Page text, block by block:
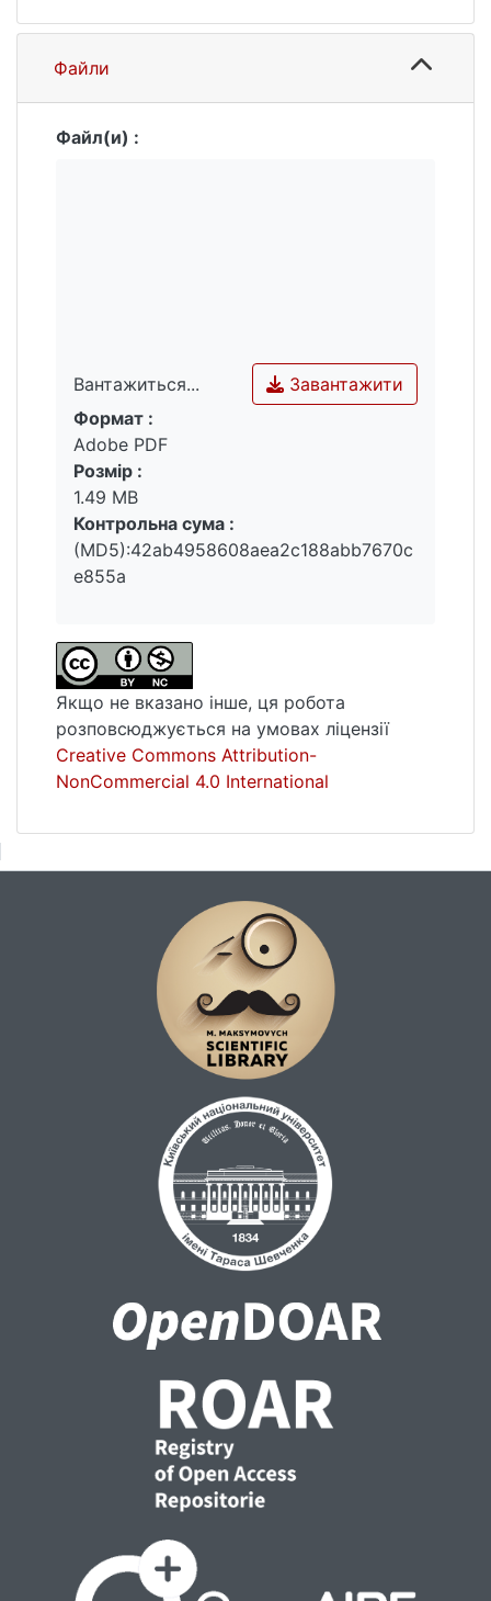
Ключові слова: система підтримки
Файли
Файл(и) :
Вантажиться...
Вантажиться...
Завантажити
Формат :
Adobe PDF
Розмір :
1.49 MB
Контрольна сума :
(MD5):42ab4958608aea2c188abb7670c
e855a
Якщо не вказано інше, ця робота
розповсюджується на умовах ліцензії
Creative Commons Attribution-
NonCommercial 4.0 International